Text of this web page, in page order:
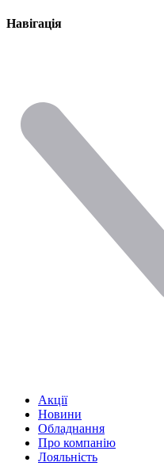
Навігація
Акції
Новини
Обладнання
Про компанію
Лояльність